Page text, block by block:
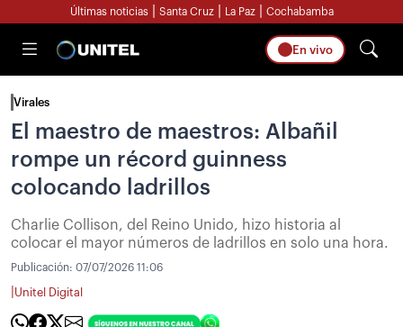
Últimas noticias Santa Cruz La Paz Cochabamba
En vivo
Virales
El maestro de maestros: Albañil
rompe un récord guinness
colocando ladrillos
Charlie Collison, del Reino Unido, hizo historia al
colocar el mayor números de ladrillos en solo una hora.
Publicación: 07/07/2026 11:06
Unitel Digital